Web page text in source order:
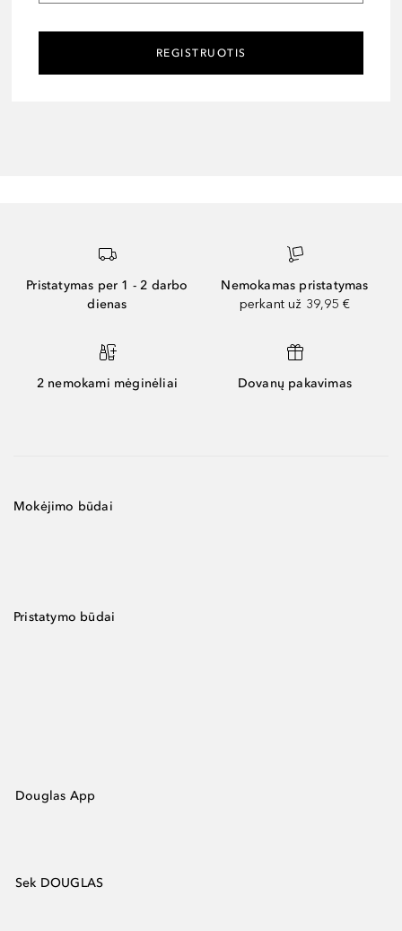
REGISTRUOTIS
Pristatymas per 1 - 2 darbo
dienas
Nemokamas pristatymas
perkant už 39,95 €
2 nemokami mėginėliai Dovanų pakavimas
Mokėjimo būdai
Pristatymo būdai
Douglas App
Sek DOUGLAS